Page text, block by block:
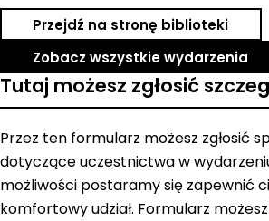
Przejdź na stronę biblioteki
Zobacz wszystkie wydarzenia
Tutaj możesz zgłosić
Przez ten formularz możesz zgłosić
dotyczące uczestnictwa w
możliwości postaramy się zapewnić
komfortowy udział. Formularz